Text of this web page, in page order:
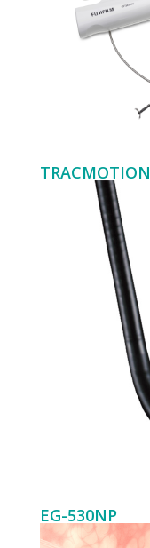
TRACMOTION
EG-530NP